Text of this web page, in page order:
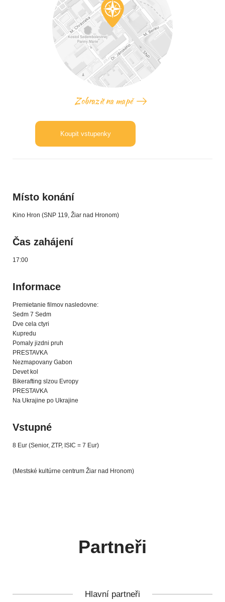
Zobrazit na mapě
Koupit vstupenky
Místo konání
Kino Hron (SNP 119, Žiar nad Hronom)
Čas zahájení
17:00
Informace
Premietanie filmov nasledovne:
Sedm 7 Sedm
Dve cela ctyri
Kupredu
Pomaly jizdni pruh
PRESTAVKA
Nezmapovany Gabon
Devet kol
Bikerafting slzou Evropy
PRESTAVKA
Na Ukrajine po Ukrajine
Vstupné
8 Eur (Senior, ZTP, ISIC = 7 Eur)
(Mestské kultúrne centrum Žiar nad Hronom)
Partneři